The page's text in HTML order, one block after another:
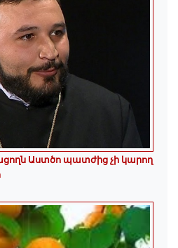
Աստծո պատժից չի կարող